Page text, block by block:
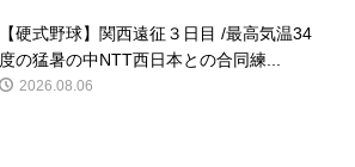
【硬式野球】関西遠征３日目 /最高気温34
度の猛暑の中NTT西日本との合同練...
2026.08.06